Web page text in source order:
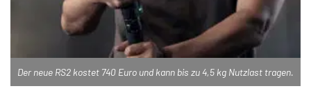
Der neue RS2 kostet 740 Euro und kann bis zu 4,5 kg Nutzlast tragen.